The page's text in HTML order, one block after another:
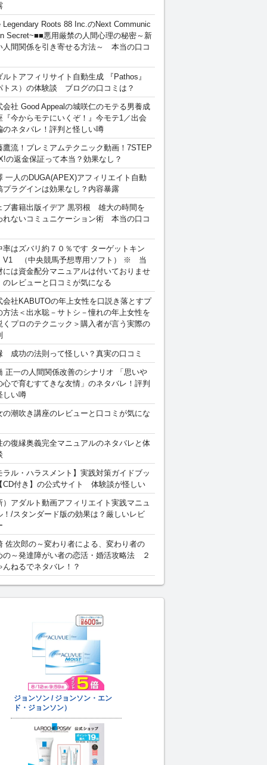
Legendary Roots 88 Inc.のNext Communic
Secret~■■悪用厳禁の人間心理の秘密～新
人間関係を引き寄せる方法～ 本当の口コ
ルトアフィリサイト自動生成 『Pathos』
トス）の体験談 ブログの口コミは？
会社 Good Appealの城咲仁のモテる男養成
『今からモテにいくぞ！』今モテ1／出会
のネタバレ！評判と怪しい噂
鷹流！プレミアムテクニック動画！7STEP
の返金保証って本当？効果なし？
一人のDUGA(APEX)アフィリエイト自動
プラグインは効果なし？内容暴露
ブ書籍出版イデア 黒羽根 雄大の時間を
れないコミュニケーション術 本当の口コ
率はズバリ約７０％です ターゲットキン
（中央競馬予想専用ソフト） ※ 当
には資金配分マニュアルは付いておりませ
のレビューと口コミが気になる
会社KABUTOの年上女性を口説き落とすプ
方法＜出水聡－サトシ－憧れの年上女性を
くプロのテクニック＞購入者が言う実際の
成功の法則って怪しい？真実の口コミ
正一の人間関係改善のシナリオ 「思いや
心で育むすてきな友情」のネタバレ！評判
しい噂
の潮吹き講座のレビューと口コミが気にな
の復縁奥義完全マニュアルのネタバレと体
ラル・ハラスメント】実践対策ガイドブッ
CD付き】の公式サイト 体験談が怪しい
）アダルト動画アフィリエイト実践マニュ
！/スタンダード版の効果は？厳しいレビ
佐次郎の～変わり者による、変わり者の
の～発達障がい者の恋活・婚活攻略法 ２
んねるでネタバレ！？